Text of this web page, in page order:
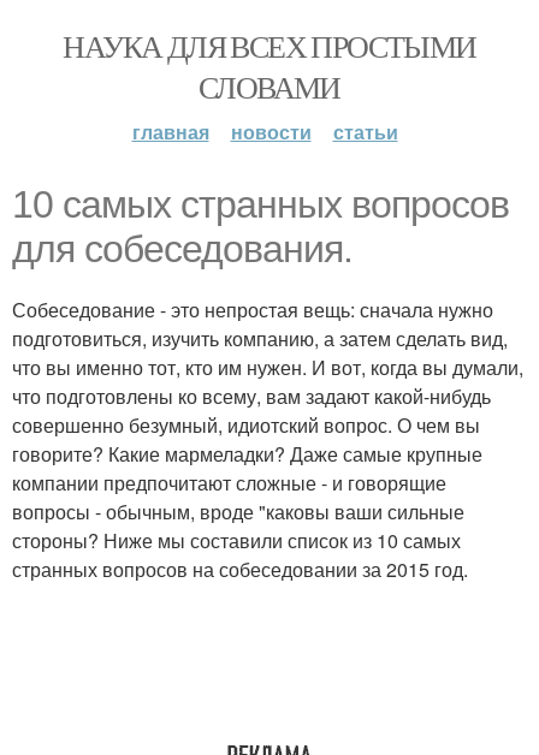
НАУКА ДЛЯ ВСЕХ ПРОСТЫМИ
СЛОВАМИ
главная новости статьи
10 самых странных вопросов
для собеседования.
Собеседование - это непростая вещь: сначала нужно
подготовиться, изучить компанию, а затем сделать вид,
что вы именно тот, кто им нужен. И вот, когда вы думали,
что подготовлены ко всему, вам задают какой-нибудь
совершенно безумный, идиотский вопрос. О чем вы
говорите? Какие мармеладки? Даже самые крупные
компании предпочитают сложные - и говорящие
вопросы - обычным, вроде "каковы ваши сильные
стороны? Ниже мы составили список из 10 самых
странных вопросов на собеседовании за 2015 год.